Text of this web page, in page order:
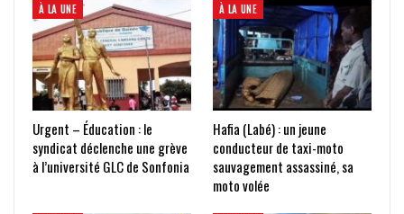
À LA UNE
Urgent – Éducation : le
syndicat déclenche une grève
à l’université GLC de Sonfonia
À LA UNE
Hafia (Labé) : un jeune
conducteur de taxi-moto
sauvagement assassiné, sa
moto volée